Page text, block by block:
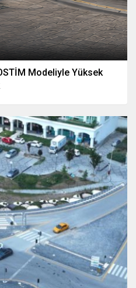
Modeliyle Yüksek